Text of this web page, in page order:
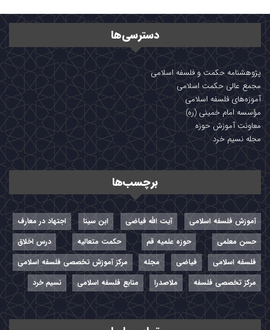
دسترسی‌ها
پژوهشنامه حکمت و فلسفه اسلامی
مجمع عالی حکمت اسلامی
آموزه‌های فلسفه اسلامی
مؤسسه امام خمینی (ره)
معاونت آموزش حوزه
مجله نسیم خرد
برچسب‌ها
آموزش فلسفه اسلامی آیت الله فیاضی ابن سینا
اجتهاد در معارف
حسن معلمی
حوزه علمیه قم حکمت متعالیه
درس اخلاق
فلسفه اسلامی
فیاضی مجله
مرکز آموزش تخصصی فلسفه اسلامی
مرکز تخصصی فلسفه
ملاصدرا منابع فلسفه اسلامی نسیم خرد